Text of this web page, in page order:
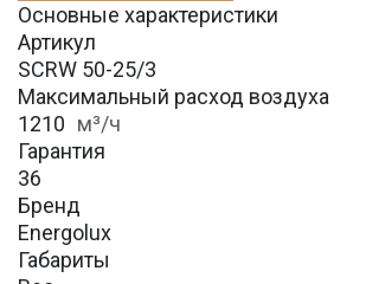
Основные характеристики
Артикул
SCRW 50-25/3
Максимальный расход воздуха
1210 м³/ч
Гарантия
36
Бренд
Energolux
Габариты